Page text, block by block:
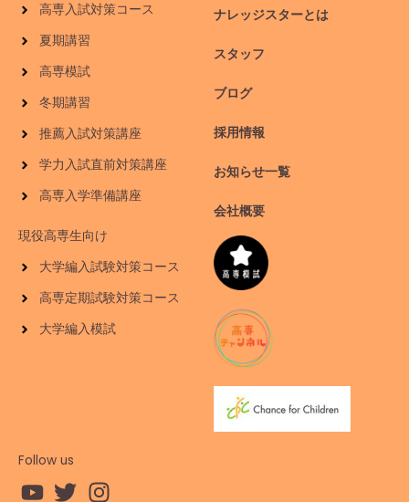
高専入試対策コース
夏期講習
高専模試
冬期講習
推薦入試対策講座
学力入試直前対策講座
高専入学準備講座
現役高専生向け
大学編入試験対策コース
高専定期試験対策コース
大学編入模試
ナレッジスターとは
スタッフ
ブログ
採用情報
お知らせ一覧
会社概要
Follow us